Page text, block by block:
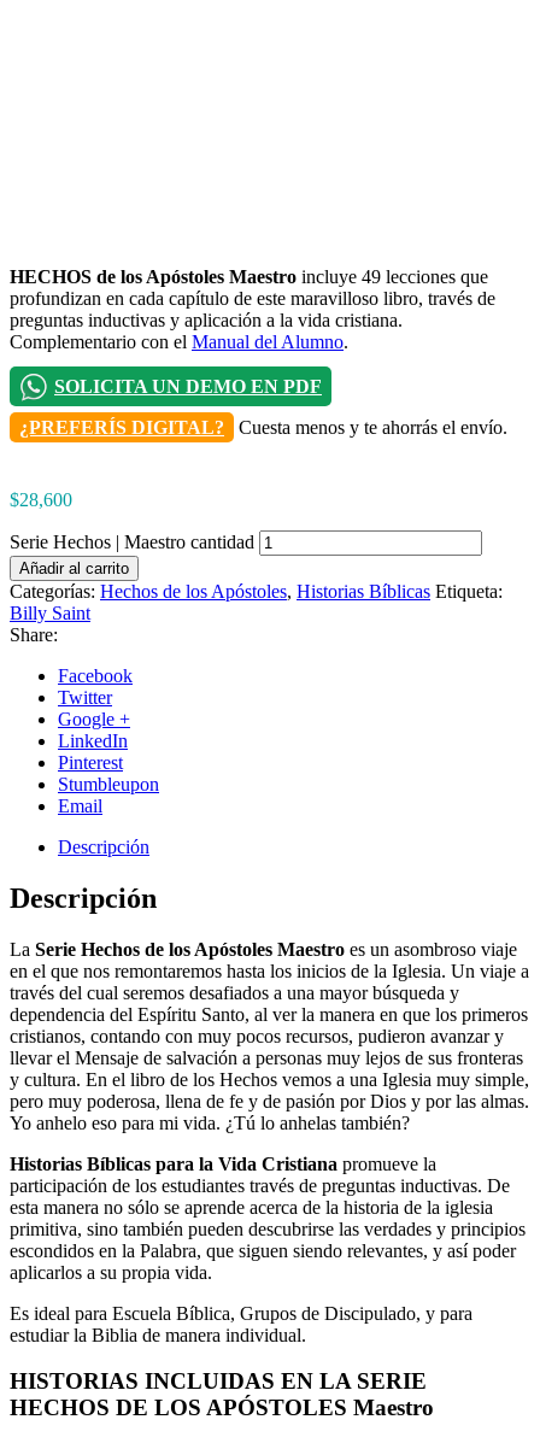
HECHOS de los Apóstoles Maestro incluye 49 lecciones que
profundizan en cada capítulo de este maravilloso libro, través de
preguntas inductivas y aplicación a la vida cristiana.
Complementario con el Manual del Alumno.
SOLICITA UN DEMO EN PDF
¿PREFERÍS DIGITAL?
Cuesta menos y te ahorrás el envío.
$28,600
Serie Hechos | Maestro cantidad
Añadir al carrito
Categorías: Hechos de los Apóstoles, Historias Bíblicas Etiqueta:
Billy Saint
Share:
Facebook
Twitter
Google +
LinkedIn
Pinterest
Stumbleupon
Email
Descripción
Descripción
La Serie Hechos de los Apóstoles Maestro es un asombroso viaje
en el que nos remontaremos hasta los inicios de la Iglesia. Un viaje a
través del cual seremos desafiados a una mayor búsqueda y
dependencia del Espíritu Santo, al ver la manera en que los primeros
cristianos, contando con muy pocos recursos, pudieron avanzar y
llevar el Mensaje de salvación a personas muy lejos de sus fronteras
y cultura. En el libro de los Hechos vemos a una Iglesia muy simple,
pero muy poderosa, llena de fe y de pasión por Dios y por las almas.
Yo anhelo eso para mi vida. ¿Tú lo anhelas también?
Historias Bíblicas para la Vida Cristiana promueve la
participación de los estudiantes través de preguntas inductivas. De
esta manera no sólo se aprende acerca de la historia de la iglesia
primitiva, sino también pueden descubrirse las verdades y principios
escondidos en la Palabra, que siguen siendo relevantes, y así poder
aplicarlos a su propia vida.
Es ideal para Escuela Bíblica, Grupos de Discipulado, y para
estudiar la Biblia de manera individual.
HISTORIAS INCLUIDAS EN LA SERIE
HECHOS DE LOS APÓSTOLES Maestro